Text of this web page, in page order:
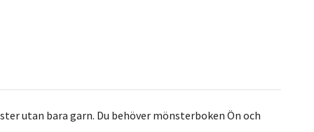
utan bara garn. Du behöver mönsterboken Ön och